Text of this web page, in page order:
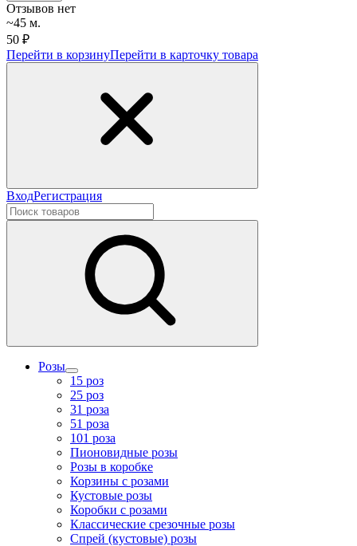
Отзывов нет
~45 м.
50 ₽
Перейти в корзинуПерейти в карточку товара
ВходРегистрация
Розы
15 роз
25 роз
31 роза
51 роза
101 роза
Пионовидные розы
Розы в коробке
Корзины с розами
Кустовые розы
Коробки с розами
Классические срезочные розы
Спрей (кустовые) розы